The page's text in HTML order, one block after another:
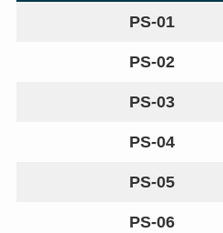
PS-01
PS-02
PS-03
PS-04
PS-05
PS-06